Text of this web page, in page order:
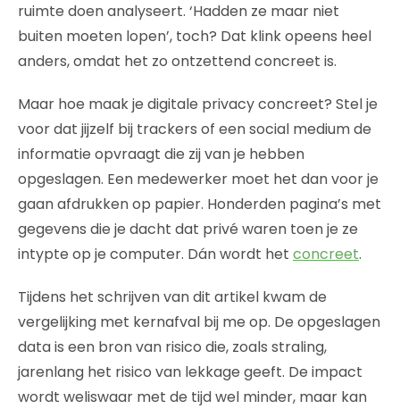
ruimte doen analyseert. ‘Hadden ze maar niet
buiten moeten lopen’, toch? Dat klink opeens heel
anders, omdat het zo ontzettend concreet is.
Maar hoe maak je digitale privacy concreet? Stel je
voor dat jijzelf bij trackers of een social medium de
informatie opvraagt die zij van je hebben
opgeslagen. Een medewerker moet het dan voor je
gaan afdrukken op papier. Honderden pagina’s met
gegevens die je dacht dat privé waren toen je ze
intypte op je computer. Dán wordt het concreet.
Tijdens het schrijven van dit artikel kwam de
vergelijking met kernafval bij me op. De opgeslagen
data is een bron van risico die, zoals straling,
jarenlang het risico van lekkage geeft. De impact
wordt weliswaar met de tijd wel minder, maar kan